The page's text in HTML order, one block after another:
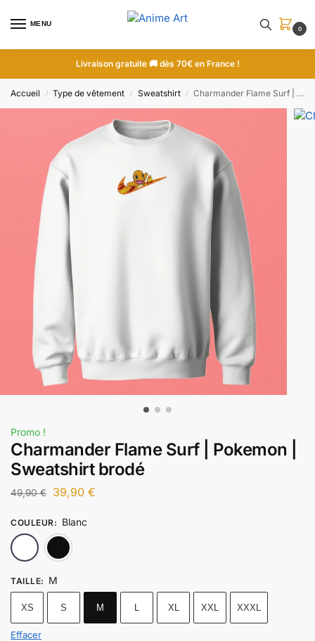
MENU
0
Livraison gratuite 🚚 dès 70€ en France !
Accueil / Type de vêtement / Sweatshirt / Charmander Flame Surf | Pokemon | Sweatshirt brodé
Promo !
Charmander Flame Surf | Pokemon |
Sweatshirt brodé
49,90€ 39,90 €
COULEUR: Blanc
TAILLE: M
XS S M L XL XXL XXXL
Effacer